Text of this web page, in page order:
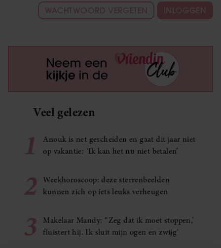
WACHTWOORD VERGETEN INLOGGEN
Veel gelezen
1
Anouk is net gescheiden en gaat dit jaar niet
op vakantie: ‘Ik kan het nu niet betalen’
2
Weekhoroscoop: deze sterrenbeelden
kunnen zich op iets leuks verheugen
3
Makelaar Mandy: ‘‘Zeg dat ik moet stoppen,’
fluistert hij. Ik sluit mijn ogen en zwijg’